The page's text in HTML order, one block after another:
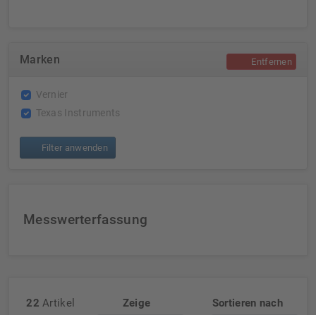
Marken Entfernen
Vernier
Texas Instruments
Filter anwenden
Messwerterfassung
22 Artikel Zeige Sortieren nach